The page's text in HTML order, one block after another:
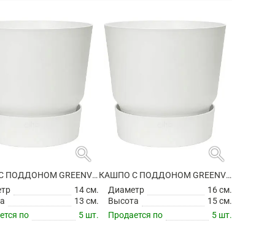
search
КАШПО С ПОДДОНОМ GREENVILLE ROUND WHITE
14 см.
13 см.
по
5 шт.
search
КАШПО С ПОДДОНОМ GREENVILLE ROUND WHITE
Диаметр
16 см.
Высота
15 см.
Продается по
5 шт.